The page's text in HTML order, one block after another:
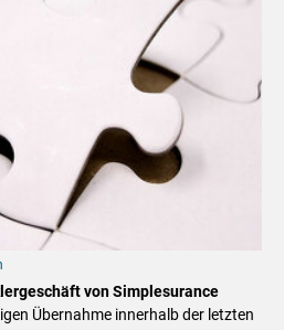
von Simplesurance
Übernahme innerhalb der letzten